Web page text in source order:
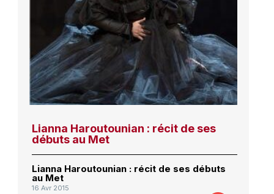
Lianna Haroutounian : récit de ses
débuts au Met
Lianna Haroutounian : récit de ses débuts
au Met
16 Avr 2015